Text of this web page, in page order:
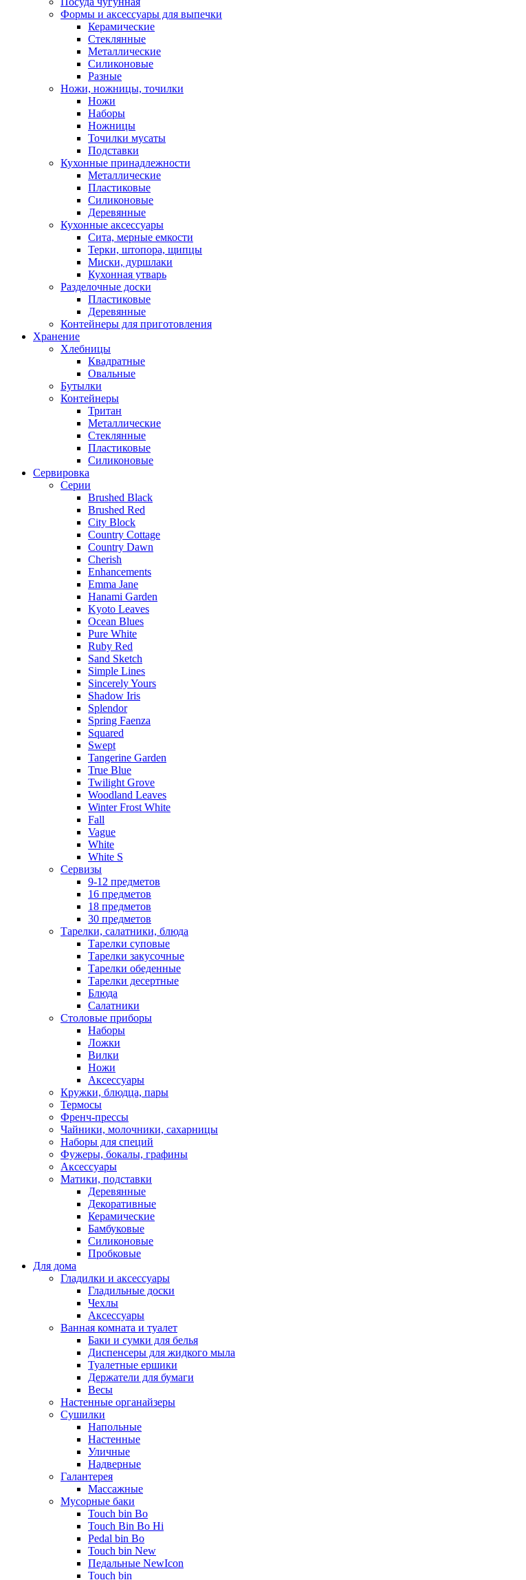
Формы и аксессуары для выпечки
Керамические
Стеклянные
Металлические
Силиконовые
Разные
Ножи, ножницы, точилки
Ножи
Наборы
Ножницы
Точилки мусаты
Подставки
Кухонные принадлежности
Металлические
Пластиковые
Силиконовые
Деревянные
Кухонные аксессуары
Сита, мерные емкости
Терки, штопора, щипцы
Миски, дуршлаки
Кухонная утварь
Разделочные доски
Пластиковые
Деревянные
Контейнеры для приготовления
Хранение
Хлебницы
Квадратные
Овальные
Бутылки
Контейнеры
Тритан
Металлические
Стеклянные
Пластиковые
Силиконовые
Сервировка
Серии
Brushed Black
Brushed Red
City Block
Country Cottage
Country Dawn
Cherish
Enhancements
Emma Jane
Hanami Garden
Kyoto Leaves
Ocean Blues
Pure White
Ruby Red
Sand Sketch
Simple Lines
Sincerely Yours
Shadow Iris
Splendor
Spring Faenza
Squared
Swept
Tangerine Garden
True Blue
Twilight Grove
Woodland Leaves
Winter Frost White
Fall
Vague
White
White S
Сервизы
9-12 предметов
16 предметов
18 предметов
30 предметов
Тарелки, салатники, блюда
Тарелки суповые
Тарелки закусочные
Тарелки обеденные
Тарелки десертные
Блюда
Салатники
Столовые приборы
Наборы
Ложки
Вилки
Ножи
Аксессуары
Кружки, блюдца, пары
Термосы
Френч-прессы
Чайники, молочники, сахарницы
Наборы для специй
Фужеры, бокалы, графины
Аксессуары
Матики, подставки
Деревянные
Декоративные
Керамические
Бамбуковые
Силиконовые
Пробковые
Для дома
Гладилки и аксессуары
Гладильные доски
Чехлы
Аксессуары
Ванная комната и туалет
Баки и сумки для белья
Диспенсеры для жидкого мыла
Туалетные ершики
Держатели для бумаги
Весы
Настенные органайзеры
Сушилки
Напольные
Настенные
Уличные
Надверные
Галантерея
Массажные
Мусорные баки
Touch bin Bo
Touch Bin Bo Hi
Pedal bin Bo
Touch bin New
Педальные NewIcon
Touch bin